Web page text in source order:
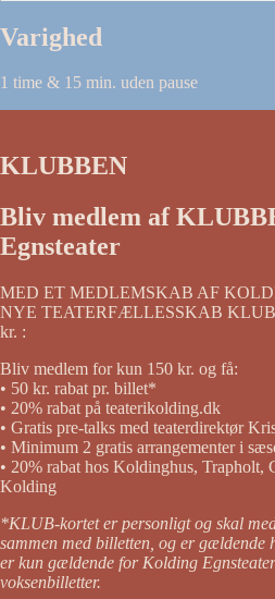
Varighed
1 time & 15 min. uden pause
KLUBBEN
Bliv medlem af
Egnsteater
MED ET MEDLEMSKAB AF
NYE TEATERFÆLLESSKAB
kr. :
Bliv medlem for kun 150 kr. og få:
• 50 kr. rabat pr. billet*
• 20% rabat på teaterikolding.dk
• Gratis pre-talks med teaterdirektør
• Minimum 2 gratis arrangementer i
• 20% rabat hos Koldinghus, Trapholt,
Kolding
*KLUB-kortet er personligt og skal
sammen med billetten, og er gældende
er kun gældende for Kolding
voksenbilletter.